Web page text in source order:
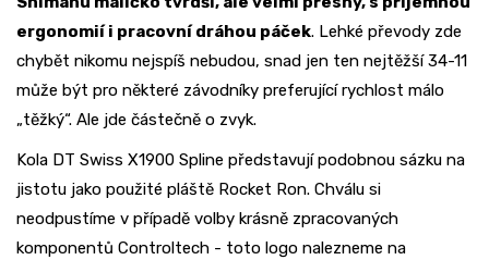
ergonomií i pracovní dráhou páček. Lehké převody zde
chybět nikomu nejspíš nebudou, snad jen ten nejtěžší 34-11
může být pro některé závodníky preferující rychlost málo
„těžký“. Ale jde částečně o zvyk.
Kola DT Swiss X1900 Spline představují podobnou sázku na
jistotu jako použité pláště Rocket Ron. Chválu si
neodpustíme v případě volby krásně zpracovaných
komponentů Controltech - toto logo nalezneme na